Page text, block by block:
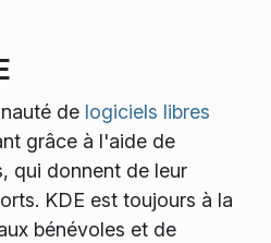
de logiciels libres
grâce à l'aide de
qui donnent de leur
KDE est toujours à la
bénévoles et de